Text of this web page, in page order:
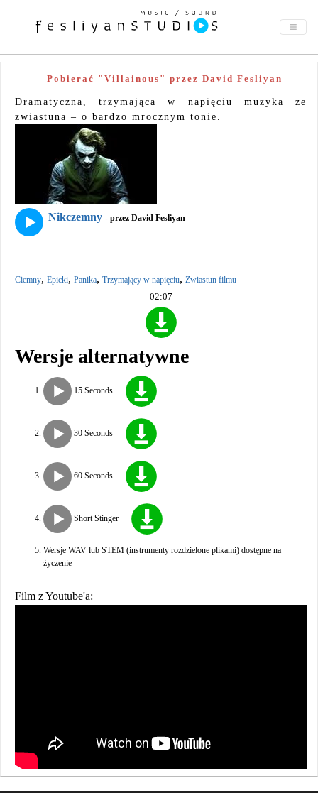
Pobierać "Villainous" przez David Fesliyan
Dramatyczna, trzymająca w napięciu muzyka ze
zwiastuna – o bardzo mrocznym tonie.
Nikczemny - przez David Fesliyan
Ciemny, Epicki, Panika, Trzymający w napięciu, Zwiastun filmu
02:07
Wersje alternatywne
15 Seconds
30 Seconds
60 Seconds
Short Stinger
Wersje WAV lub STEM (instrumenty rozdzielone plikami) dostępne na
życzenie
Film z Youtube'a: